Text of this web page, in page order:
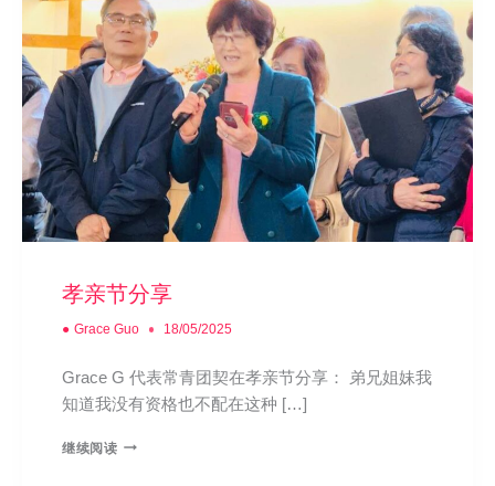
孝亲节分享
● Grace Guo 18/05/2025
Grace G 代表常青团契在孝亲节分享： 弟兄姐妹我
知道我没有资格也不配在这种 […]
继续阅读